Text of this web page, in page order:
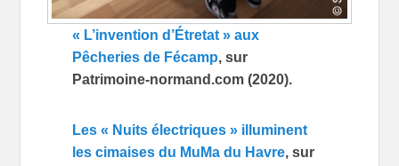
« L’invention d’Étretat » aux
Pêcheries de Fécamp, sur
Patrimoine-normand.com (2020).
Les « Nuits électriques » illuminent
les cimaises du MuMa du Havre, sur